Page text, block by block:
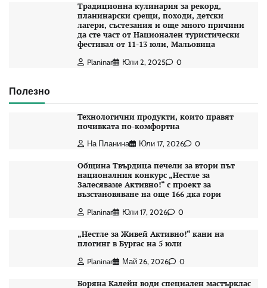
Традиционна кулинария за рекорд,
планинарски срещи, походи, детски
лагери, състезания и още много причини
да сте част от Национален туристически
фестивал от 11-13 юли, Мальовица
Planinar Юли 2, 2025 0
Полезно
Технологични продукти, които правят
почивката по-комфортна
На Планина Юли 17, 2026 0
Община Твърдица печели за втори път
националния конкурс „Нестле за
Залесяваме Активно!“ с проект за
възстановяване на още 166 дка гори
Planinar Юли 17, 2026 0
„Нестле за Живей Активно!“ кани на
плогинг в Бургас на 5 юли
Planinar Май 26, 2026 0
Боряна Калейн води специален мастърклас